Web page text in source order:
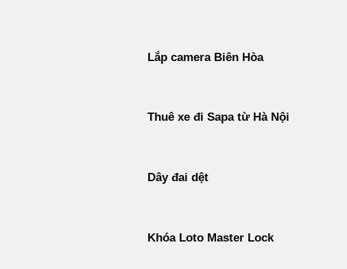
Lắp camera Biên Hòa
Thuê xe đi Sapa từ Hà Nội
Dây đai dệt
Khóa Loto Master Lock